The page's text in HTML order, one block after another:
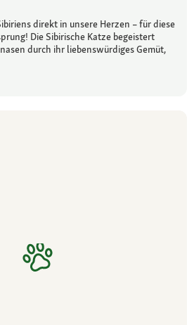
direkt in unsere Herzen – für diese
Die Sibirische Katze begeistert
durch ihr liebenswürdiges Gemüt,